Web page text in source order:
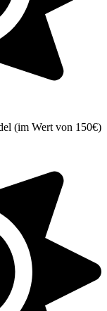
(im Wert von 150€)